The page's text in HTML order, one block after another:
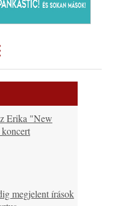
Erika "New
megjelent írások